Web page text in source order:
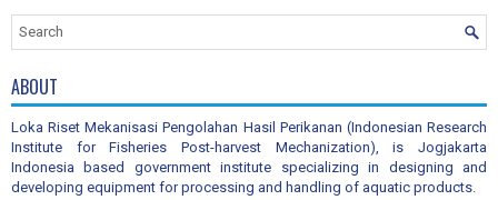
ABOUT
Loka Riset Mekanisasi Pengolahan Hasil Perikanan (Indonesian Research
Institute for Fisheries Post-harvest Mechanization), is Jogjakarta
Indonesia based government institute specializing in designing and
developing equipment for processing and handling of aquatic products.